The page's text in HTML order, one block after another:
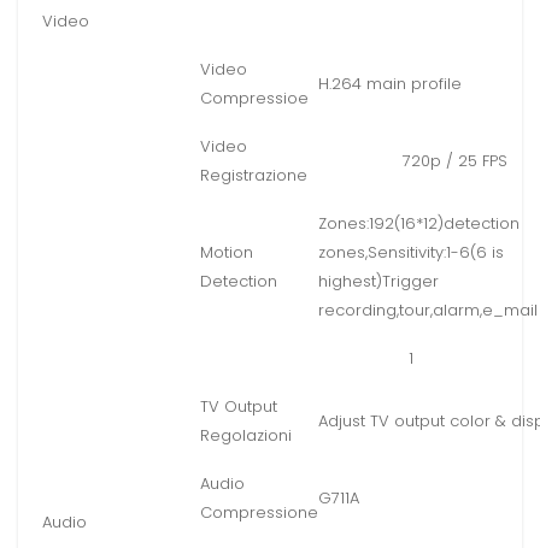
Video
Video
Compressioe
H.264 main profile
Video
Registrazione
720p / 25 FPS
Motion
Detection
Zones:192(16*12)detection
zones,Sensitivity:1-6(6 is
highest)Trigger
recording,tour,alarm,e_mail
1
TV Output
Regolazioni
Adjust TV output color &
Audio
Audio
Compressione
G711A